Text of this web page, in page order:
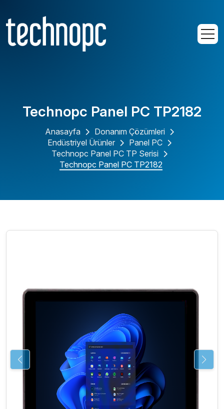
Technopc Panel PC TP2182
Anasayfa Donanım Çözümleri
Endüstriyel Ürünler
Panel PC
Technopc Panel PC TP Serisi
Technopc Panel PC TP2182